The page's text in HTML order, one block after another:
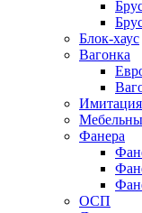
Блок-хаус
Вагонка
Имитация
Фанера
ОСП